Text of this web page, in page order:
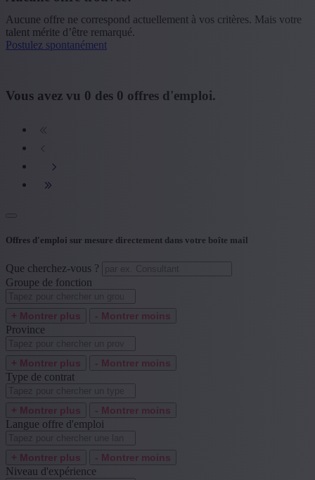
Province
Type de contrat
Niveau d'expérience
Aucune offre ne correspond actuellement à vos critères. Mais votre
talent mérite d’être remarqué.
Postulez spontanément
Vous avez vu 0 des 0 offres d'emploi.
Offres d'emploi sur mesure directement dans votre boîte mail
Que cherchez-vous ?
Groupe de fonction
+ Montrer plus - Montrer moins
Province
+ Montrer plus - Montrer moins
Type de contrat
+ Montrer plus - Montrer moins
Langue offre d'emploi
+ Montrer plus - Montrer moins
Niveau d'expérience